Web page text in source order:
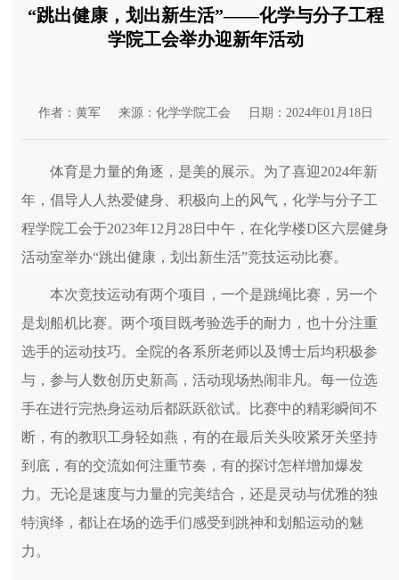
“跳出健康，划出新生活”——化学与分子工程
学院工会举办迎新年活动
作者：黄军 来源：化学学院工会 日期：2024年01月18日
体育是力量的角逐，是美的展示。为了喜迎2024年新
年，倡导人人热爱健身、积极向上的风气，化学与分子工
程学院工会于2023年12月28日中午，在化学楼D区六层健身
活动室举办“跳出健康，划出新生活”竞技运动比赛。
本次竞技运动有两个项目，一个是跳绳比赛，另一个
是划船机比赛。两个项目既考验选手的耐力，也十分注重
选手的运动技巧。全院的各系所老师以及博士后均积极参
与，参与人数创历史新高，活动现场热闹非凡。每一位选
手在进行完热身运动后都跃跃欲试。比赛中的精彩瞬间不
断，有的教职工身轻如燕，有的在最后关头咬紧牙关坚持
到底，有的交流如何注重节奏，有的探讨怎样增加爆发
力。无论是速度与力量的完美结合，还是灵动与优雅的独
特演绎，都让在场的选手们感受到跳神和划船运动的魅
力。